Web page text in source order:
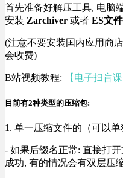
首先准备好解压工具, 电脑
安装 Zarchiver 或者 ES文
(注意不要安装国内应用商
会收费)
B站视频教程: 【电子扫盲
目前有2种类型的压缩包:
1. 单一压缩文件的（可以
- 如果后缀名正常: 直接打
成功, 有的情况会有双层压